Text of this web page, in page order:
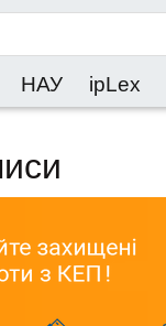
НАУ ipLex